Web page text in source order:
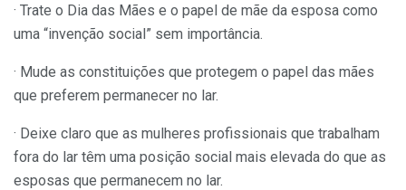
· Trate o Dia das Mães e o papel de mãe da esposa como
uma “invenção social” sem importância.
· Mude as constituições que protegem o papel das mães
que preferem permanecer no lar.
· Deixe claro que as mulheres profissionais que trabalham
fora do lar têm uma posição social mais elevada do que as
esposas que permanecem no lar.